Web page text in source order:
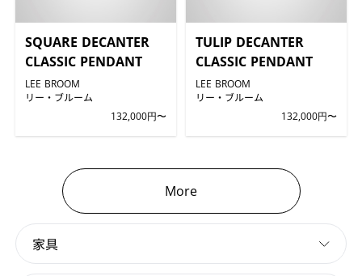
SQUARE DECANTER
CLASSIC PENDANT
LEE BROOM
リー・ブルーム
132,000円〜
TULIP DECANTER
CLASSIC PENDANT
LEE BROOM
リー・ブルーム
132,000円〜
More
家具